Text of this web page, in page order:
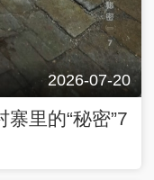
2026-07-20
寨里的“秘密”7